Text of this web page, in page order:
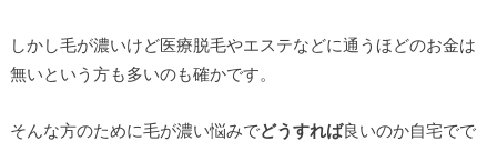
しかし毛が濃いけど医療脱毛やエステなどに通うほどのお金は
無いという方も多いのも確かです。
そんな方のために毛が濃い悩みでどうすれば良いのか自宅でで